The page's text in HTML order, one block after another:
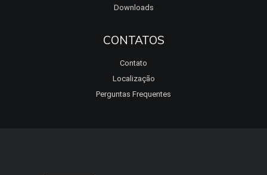
Downloads
CONTATOS
Contato
Localização
Perguntas Frequentes